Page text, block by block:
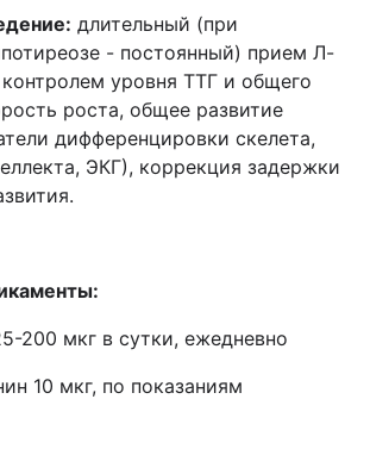
длительный (при
- постоянный) прием Л-
уровня ТТГ и общего
роста, общее развитие
дифференцировки скелета,
ЭКГ), коррекция задержки
200 мкг в сутки, ежедневно
10 мкг, по показаниям